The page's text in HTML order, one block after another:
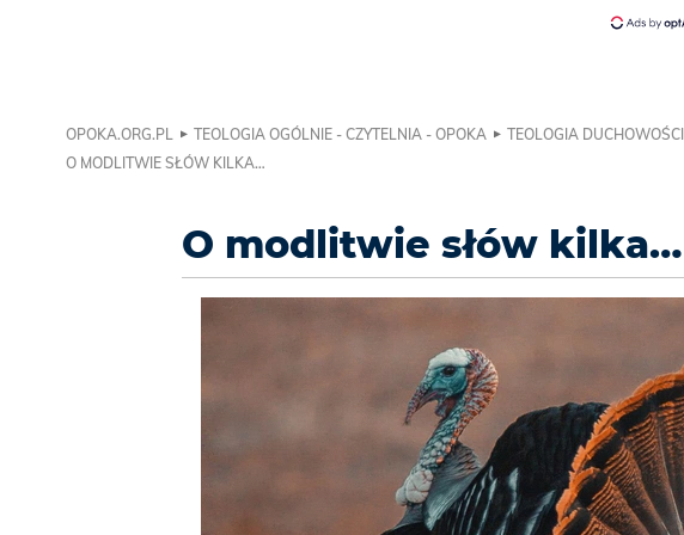
OPOKA.ORG.PL TEOLOGIA OGÓLNIE - CZYTELNIA - OPOKA
TEOLOGIA
O MODLITWIE SŁÓW KILKA…
O modlitwie słów kilka…